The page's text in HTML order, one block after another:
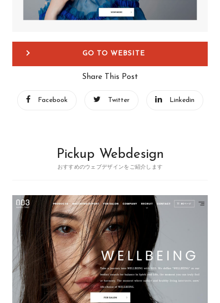
GO TO WEBSITE
Share This Post
Facebook Twitter Linkedin
Pickup Webdesign
おすすめのウェブデザインをご紹介します